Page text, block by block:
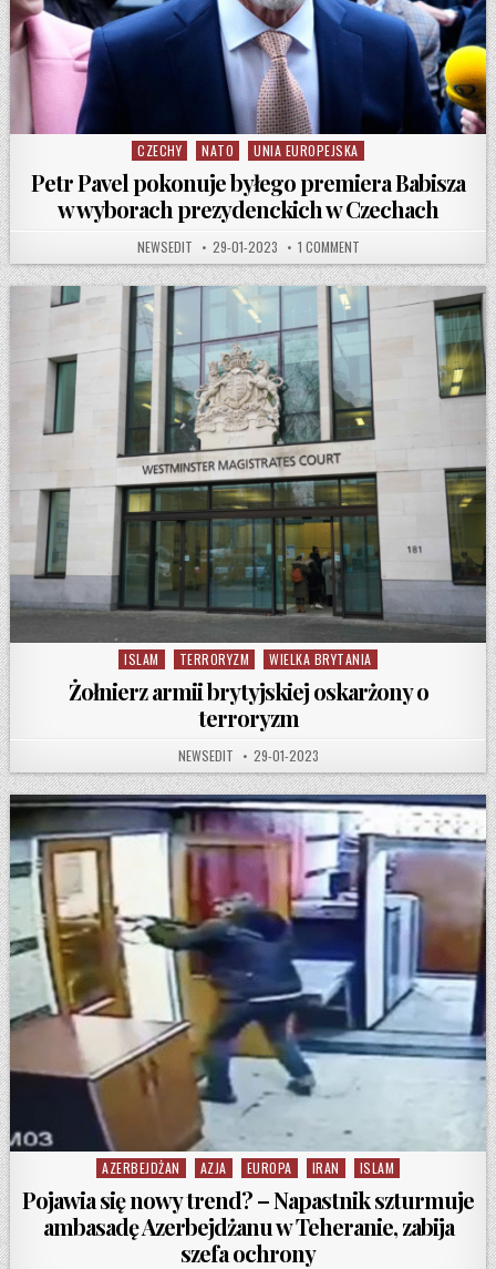
Posted in
CZECHY NATO UNIA EUROPEJSKA
Petr Pavel pokonuje byłego premiera Babisza
w wyborach prezydenckich w Czechach
AUTHOR:
NEWSEDIT PUBLISHED DATE:
29-01-2023 1 COMMENTON PETR PAVEL
Posted in
ISLAM TERRORYZM WIELKA BRYTANIA
Żołnierz armii brytyjskiej oskarżony o
terroryzm
AUTHOR:
NEWSEDIT PUBLISHED DATE:
29-01-2023
Posted in
AZERBEJDŻAN AZJA EUROPA IRAN ISLAM
Pojawia się nowy trend? – Napastnik szturmuje
ambasadę Azerbejdżanu w Teheranie, zabija
szefa ochrony